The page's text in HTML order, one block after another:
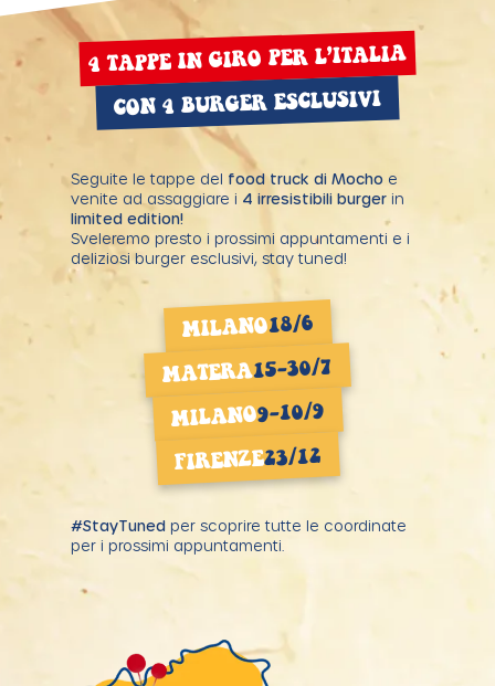
4 TAPPE IN GIRO PER L’ITALIA
CON 4 BURGER ESCLUSIVI
Seguite le tappe del food truck di Mocho e
venite ad assaggiare i 4 irresistibili burger in
limited edition!
Sveleremo presto i prossimi appuntamenti e i
deliziosi burger esclusivi, stay tuned!
MILANO18/6
MATERA15-30/7
MILANO9-10/9
FIRENZE23/12
#StayTuned per scoprire tutte le coordinate
per i prossimi appuntamenti.